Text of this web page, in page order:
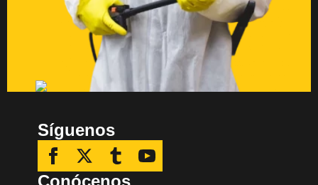
Síguenos
Conócenos